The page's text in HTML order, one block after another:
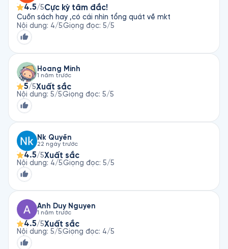
4.5/5Cực kỳ tâm đắc!
Cuốn sách hay ,có cái nhìn tổng quát về mkt
Nội dung: 4/5Giọng đọc: 5/5
Hoang Minh
1 năm trước
5/5Xuất sắc
Nội dung: 5/5Giọng đọc: 5/5
Nk Quyền
22 ngày trước
4.5/5Xuất sắc
Nội dung: 4/5Giọng đọc: 5/5
Anh Duy Nguyen
1 năm trước
4.5/5Xuất sắc
Nội dung: 5/5Giọng đọc: 4/5